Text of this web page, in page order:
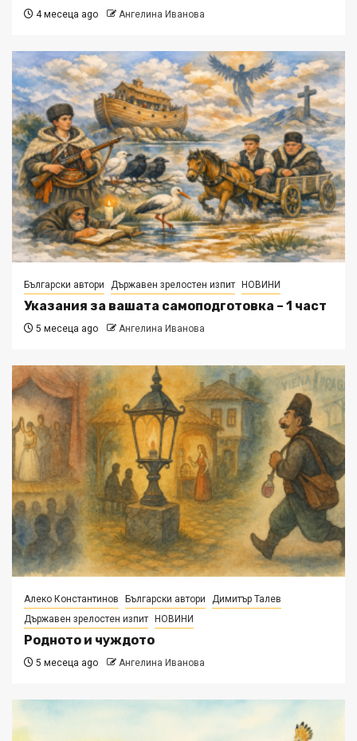
4 месеца ago Ангелина Иванова
Български автори Държавен зрелостен изпит НОВИНИ
Указания за вашата самоподготовка – 1 част
5 месеца ago Ангелина Иванова
Алеко Константинов Български автори
Димитър Талев
Държавен зрелостен изпит
НОВИНИ
Родното и чуждото
5 месеца ago Ангелина Иванова